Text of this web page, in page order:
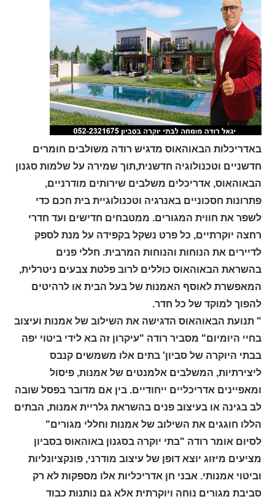
באדריכלות הבאוהאוס מדגיש רודה משולבים חומרים
חדשניים וטכנולוגיה חדשנית,תוך שמירה על שלמות סגנון
הבאוהאוס, אדריכלים משלבים שירותים מודרניים,
פתרונות חסכוניים באנרגיה וטכנולוגיית בית חכם כדי
לשפר את חווית המגורים. ממטבחים חדישים ועד חדרי
רחצה יוקרתיים, כל פרט נשקל בקפידה על מנת לספק
לדיירים את הנוחות והנוחות המרבית. חללי פנים
בהשראת הבאוהאוס כוללים לרוב פלטת צבעים ניטרלית,
המאפשרת לאוסף האמנות של בעל הבית או לרהיטים
להפוך למוקד של כל חדר.
" תנועת הבאוהאוס הדגישה את השילוב של אמנות ועיצוב
בחיי היומיום" מסביר רודה "עיקרון זה בא לידי ביטוי יפה
בבתי היוקרה של סביון' בתים אלו משמשים קנבס
ליצירתיות, המשלבים אלמנטים של אמנות, פיסול
ומאפיינים אדריכליים ייחודיים. בין אם מדובר בפסל שובה
לב בגינה או בעיצוב פנים בהשראת גלריית אמנות, הבתים
הללו חוגגים את השילוב של אמנות וחללי מגורים"
לסיום אומר רודה "בתי יוקרה בסגנון באוהאוס בסביון
מציעים מיזוג יוצא דופן של עיצוב מודרני, פונקציונליות
וביטוי אמנותי. אבני חן אדריכליות אלו מספקות לא רק
סביבת מגורים נוחה ויוקרתית אלא גם נותנות כבוד